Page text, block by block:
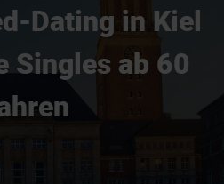
Dating in Kiel
Singles ab 60